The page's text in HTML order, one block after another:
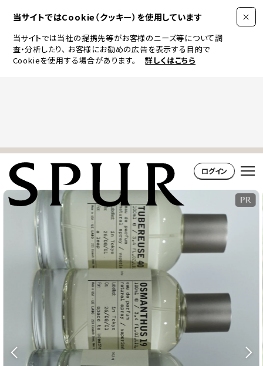
当サイトではCookie（クッキー）を使用しています
当サイトでは当社の提携先等がお客様のニーズ等について調
査・分析したり、 お客様にお勧めの広告を表示する目的で
Cookieを使用する場合があります。
詳しくはこちら
ログイン
JEWELRY & WATCH
LIFESTYLE
CULTURE
CELEBRITY
COLLECTION
WEDDING